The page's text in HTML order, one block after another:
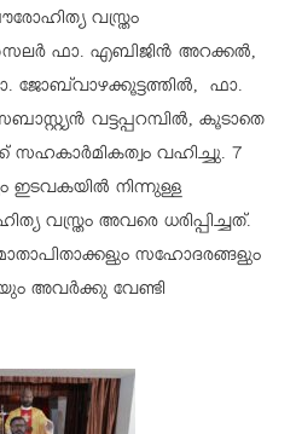
വസ്ത്രം
ഫാ. എബിജിൻ അറക്കൽ,
ജോബ്‌വാഴക്കൂട്ടത്തില്‍, ഫാ.
വട്ടപ്പറമ്പിൽ, കൂടാതെ
സഹകാർമികത്വം വഹിച്ചു. 7
ഇടവകയിൽ നിന്നുള്ള
വസ്ത്രം അവരെ ധരിപ്പിച്ചത്.
സഹോദരങ്ങളും
അവർക്കു വേണ്ടി